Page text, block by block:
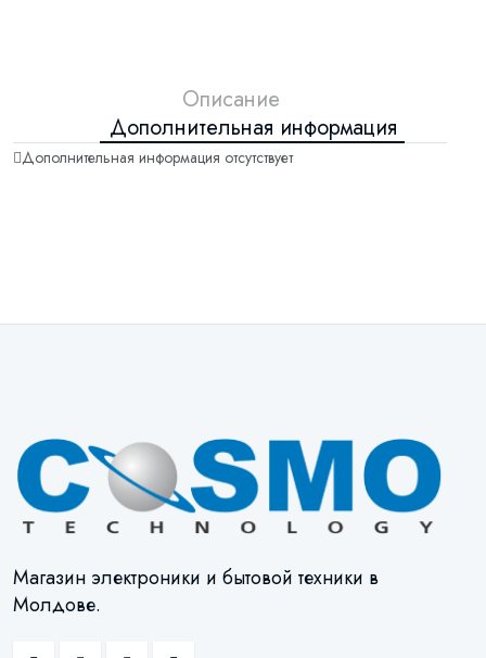
Описание
Дополнительная информация
Дополнительная информация отсутствует
Магазин электроники и бытовой техники в
Молдове.